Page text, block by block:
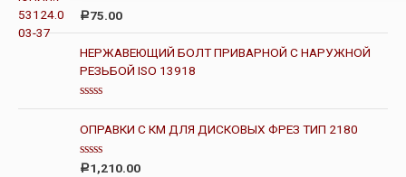
0
и
з
О
е
н
к
а
0
и
з
Р75.00
НЕРЖАВЕЮЩИЙ БОЛТ ПРИВАРНОЙ С НАРУЖНОЙ
РЕЗЬБОЙ ISO 13918
О
е
н
к
а
ОПРАВКИ С КМ ДЛЯ ДИСКОВЫХ ФРЕЗ ТИП 2180
О
Р1,210.00